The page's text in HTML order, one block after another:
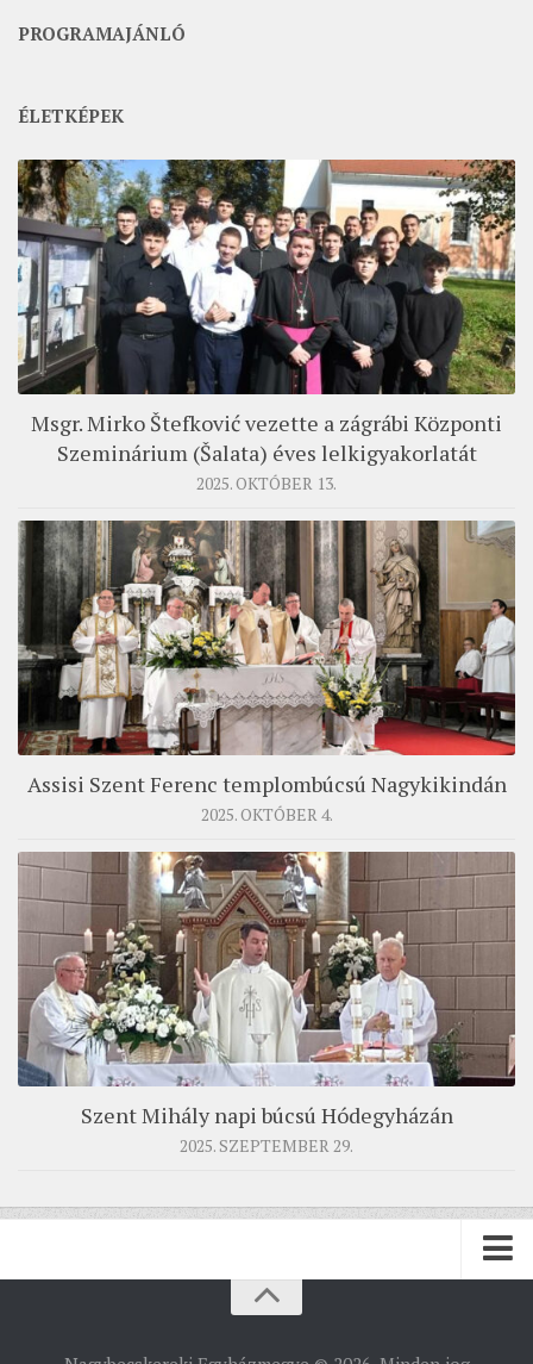
ORGANIGRAMMA
ZSINATI IMA
ZSINAT MOTTÓJA, LOGÓJA
ZSINATI IRODA
KOORDINÁLÓ BIZOTTSÁG
ZSINATI TAGOK
MUNKADOKUMENTUMOK
ZSINATI HÍREK-ÚJSÁG
PASZTORÁLSZOCIOLÓGIAI FELMÉRÉS
KISKORÚAK VÉDELME
„GYERMEKVÉDELMI” KIHÍVÁSOK KÁNONJOGI
PROGRAMAJÁNLÓ
ÉLETKÉPEK
Msgr. Mirko Štefković vezette a zágrábi Központi
Szeminárium (Šalata) éves lelkigyakorlatát
2025. OKTÓBER 13.
Assisi Szent Ferenc templombúcsú Nagykikindán
2025. OKTÓBER 4.
Szent Mihály napi búcsú Hódegyházán
2025. SZEPTEMBER 29.